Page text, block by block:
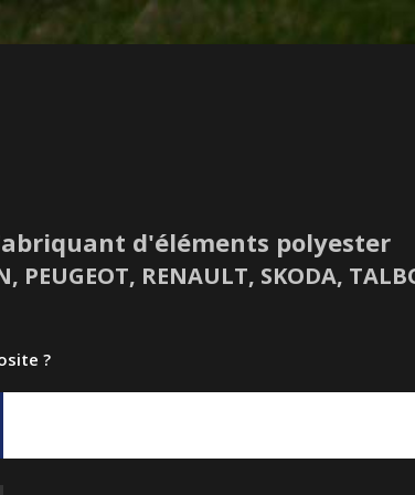
Fabriquant d'éléments polyester
PEUGEOT, RENAULT, SKODA,
?